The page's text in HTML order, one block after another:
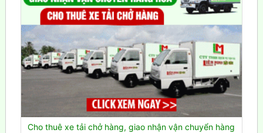
Cho thuê xe tải chở hàng, giao nhận vận chuyển hàng